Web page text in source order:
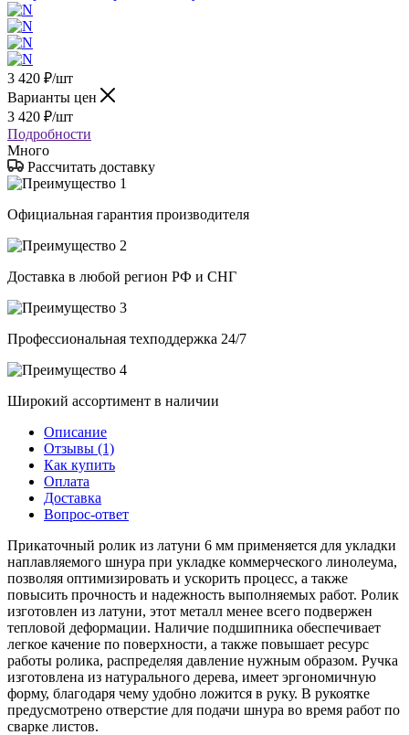
3 420 ₽/шт
Варианты цен
3 420 ₽/шт
Подробности
Много
Рассчитать доставку
Официальная гарантия производителя
Доставка в любой регион РФ и СНГ
Профессиональная техподдержка 24/7
Широкий ассортимент в наличии
Описание
Отзывы (1)
Как купить
Оплата
Доставка
Вопрос-ответ
Прикаточный ролик из латуни 6 мм применяется для укладки
наплавляемого шнура при укладке коммерческого линолеума,
позволяя оптимизировать и ускорить процесс, а также
повысить прочность и надежность выполняемых работ. Ролик
изготовлен из латуни, этот металл менее всего подвержен
тепловой деформации. Наличие подшипника обеспечивает
легкое качение по поверхности, а также повышает ресурс
работы ролика, распределяя давление нужным образом. Ручка
изготовлена из натурального дерева, имеет эргономичную
форму, благодаря чему удобно ложится в руку. В рукоятке
предусмотрено отверстие для подачи шнура во время работ по
сварке листов.